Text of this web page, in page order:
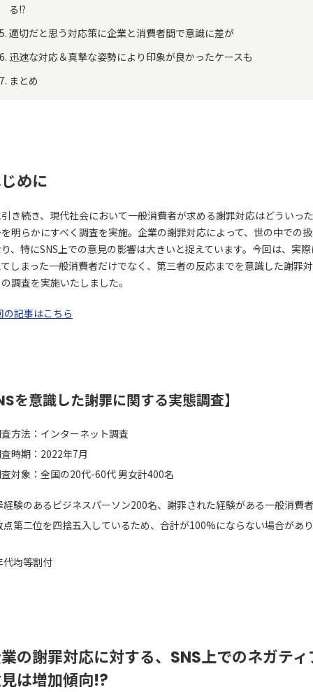
る!?
適切だと思う対応策に企業と消費者間で意識に差が
迅速な対応＆真摯な姿勢により印象が良かったケースも
まとめ
めに
き続き、現代社会において一般消費者が求める謝罪対応はどういっ
明らかにすべく調査を実施。企業の謝罪対応によって、世の中での
、特にSNS上での意見の影響は大きいと捉えています。今回は、実
しまった一般消費者だけでなく、第三者の反応までを意識した謝罪
調査を実施いたしました。
の記事はこちら
を意識した謝罪に関する実態調査】
方法：インターネット調査
時期：2022年7月
対象：全国の20代-60代 男女計400名
経験のあるビジネスパーソン200名、謝罪された経験がある一般消費
点第二位を四捨五入しているため、合計が100%にならない場合があ
代均等割付
の謝罪対応に対する、SNS上でのネガティ
は増加傾向!?